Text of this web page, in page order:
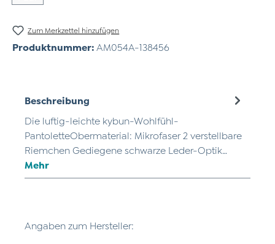
Zum Merkzettel hinzufügen
Produktnummer: AM054A-138456
Beschreibung
Die luftig-leichte kybun-Wohlfühl-
PantoletteObermaterial: Mikrofaser 2 verstellbare
Riemchen Gediegene schwarze Leder-Optik…
Mehr
Angaben zum Hersteller: